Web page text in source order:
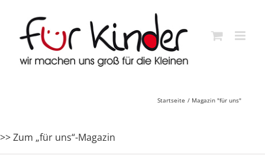
content
Startseite Magazin "für uns"
>> Zum „für uns“-Magazin